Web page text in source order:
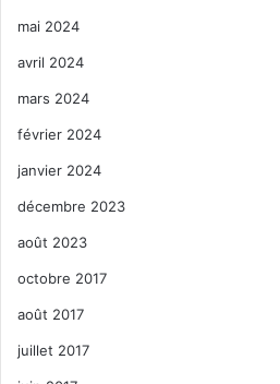
mai 2024
avril 2024
mars 2024
février 2024
janvier 2024
décembre 2023
août 2023
octobre 2017
août 2017
juillet 2017